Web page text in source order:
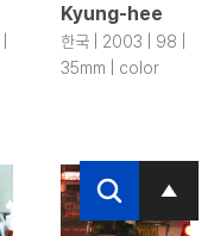
Kyung-hee
한국 | 2003 | 98 |
35mm | color